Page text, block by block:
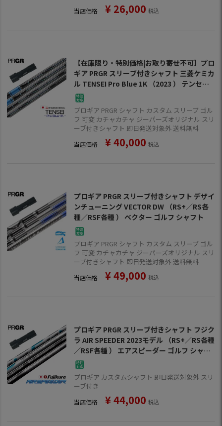
当店価格 ¥ 26,000 税込
【在庫限り・特別価格|お取り寄せ不可】プロ
ギア PRGR スリーブ付きシャフト 三菱ケミカ
ル TENSEI Pro Blue 1K （2023 ） テンセイ
ワンケー プロブルー ゴルフ シャフト
プロギア PRGR シャフト カスタム スリーブ ゴル
フ 可変 カチャカチャ ジーパーズオリジナル スリ
ーブ付きシャフト 即日発送対象外 送料無料
当店価格 ¥40,000 税込
プロギア PRGR スリーブ付きシャフト デザイ
ンチューニング VECTOR DW （RS+／RS各
種／RSF各種 ） ベクター ゴルフ シャフト
プロギア PRGR シャフト カスタム スリーブ ゴル
フ 可変 カチャカチャ ジーパーズオリジナル スリ
ーブ付きシャフト 即日発送対象外 送料無料
当店価格 ¥49,000 税込
プロギア PRGR スリーブ付きシャフト フジク
ラ AIR SPEEDER 2023モデル （RS+／RS各種
／RSF各種 ） エアスピーダー ゴルフ シャフ
ト
プロギア カスタムシャフト 即日発送対象外 スリ
ーブ付き
当店価格 ¥44,000 税込